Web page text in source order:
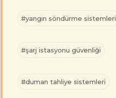
#yangın söndürme sistemleri
#şarj istasyonu güvenliği
#duman tahliye sistemleri